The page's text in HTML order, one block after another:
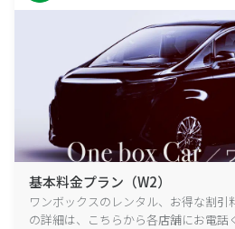
基本料金プラン（W2）
ワンボックスのレンタル、お得な割
の詳細は、こちらから各店舗にお電話